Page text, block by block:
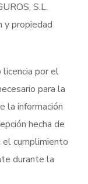
S.L.
y propiedad
licencia por el
para la
la información
hecha de
el cumplimiento
durante la